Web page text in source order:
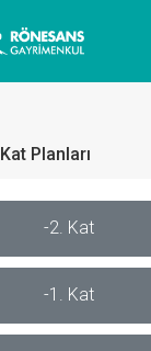
Kat Planları
-2. Kat
-1. Kat